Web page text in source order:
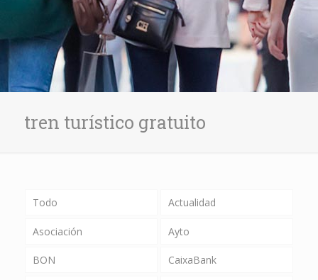
tren turístico gratuito
Todo Actualidad
Asociación Ayto
BON CaixaBank